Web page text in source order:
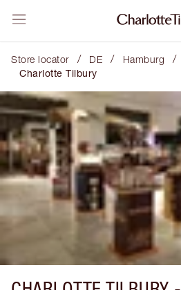
Store locator / DE / Hamburg /
Charlotte Tilbury